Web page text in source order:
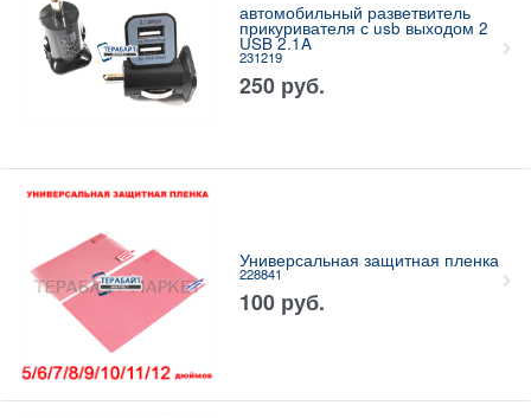
автомобильный разветвитель
прикуривателя с usb выходом 2
USB 2.1A
231219
250 руб.
Универсальная защитная пленка
228841
100 руб.